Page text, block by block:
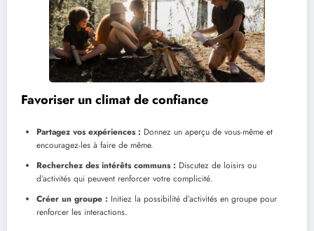
Favoriser un climat de confiance
Partagez vos expériences : Donnez un aperçu de vous-même et
encouragez-les à faire de même.
Recherchez des intérêts communs : Discutez de loisirs ou
d’activités qui peuvent renforcer votre complicité.
Créer un groupe : Initiez la possibilité d’activités en groupe pour
renforcer les interactions.